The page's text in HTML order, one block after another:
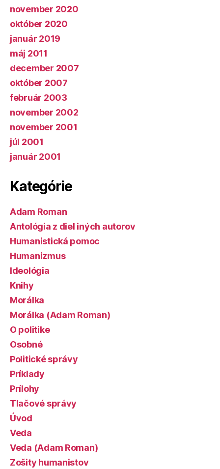
november 2020
október 2020
január 2019
máj 2011
december 2007
október 2007
február 2003
november 2002
november 2001
júl 2001
január 2001
Kategórie
Adam Roman
Antológia z diel iných autorov
Humanistická pomoc
Humanizmus
Ideológia
Knihy
Morálka
Morálka (Adam Roman)
O politike
Osobné
Politické správy
Príklady
Prílohy
Tlačové správy
Úvod
Veda
Veda (Adam Roman)
Zošity humanistov